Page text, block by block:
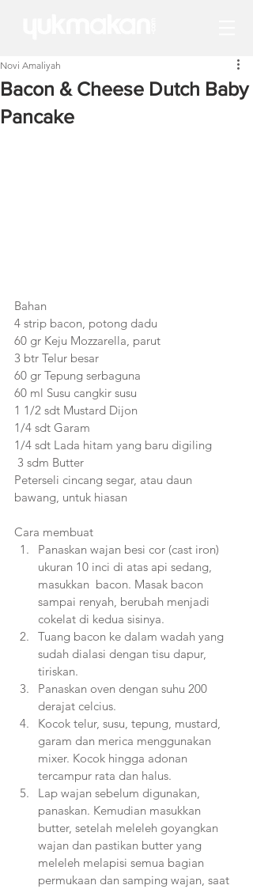
Bacon & Cheese Dutch Baby
Pancake
Novi Amaliyah
Bahan
4 strip bacon, potong dadu
60 gr Keju Mozzarella, parut
3 btr Telur besar
60 gr Tepung serbaguna
60 ml Susu cangkir susu
1 1/2 sdt Mustard Dijon
1/4 sdt Garam
1/4 sdt Lada hitam yang baru digiling
3 sdm Butter
Peterseli cincang segar, atau daun
bawang, untuk hiasan
Cara membuat
Panaskan wajan besi cor (cast iron)
ukuran 10 inci di atas api sedang,
masukkan  bacon. Masak bacon
sampai renyah, berubah menjadi
cokelat di kedua sisinya.
Tuang bacon ke dalam wadah yang
sudah dialasi dengan tisu dapur,
tiriskan.
Panaskan oven dengan suhu 200
derajat celcius.
Kocok telur, susu, tepung, mustard,
garam dan merica menggunakan
mixer. Kocok hingga adonan
tercampur rata dan halus.
Lap wajan sebelum digunakan,
panaskan. Kemudian masukkan
butter, setelah meleleh goyangkan
wajan dan pastikan butter yang
meleleh melapisi semua bagian
permukaan dan samping wajan, saat